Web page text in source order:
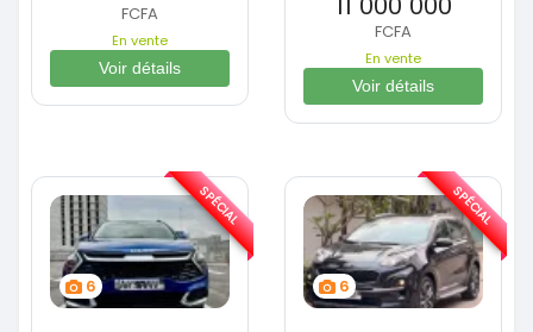
FCFA
En vente
Voir détails
FCFA
En vente
Voir détails
6
SPÉCIAL
6
SPÉCIAL